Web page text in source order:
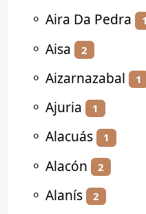
⚬ Aira Da Pedra 1
⚬ Aisa 2
⚬ Aizarnazabal 1
⚬ Ajuria 1
⚬ Alacuás 1
⚬ Alacón 2
⚬ Alanís 2